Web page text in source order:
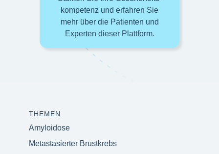
kompetenz und erfahren Sie
mehr über die Patienten und
Experten dieser Plattform.
THEMEN
Amyloidose
Metastasierter Brustkrebs